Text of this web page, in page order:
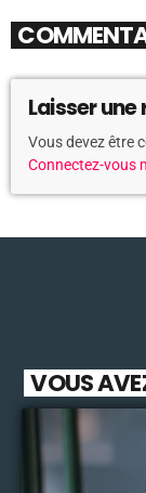
Laisser
Vous devez être
Connectez-vous
VOUS